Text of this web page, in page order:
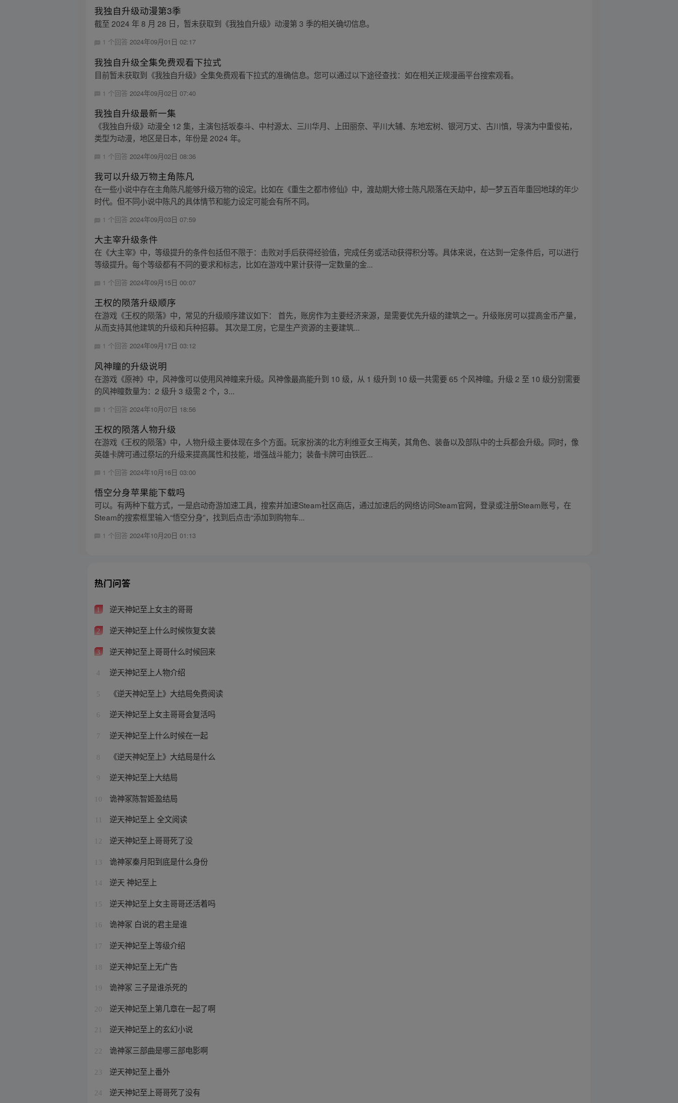
我独自升级动漫第3季
截至 2024 年 8 月 28 日，暂未获取到《我独自升级》动漫第 3 季的相关确切信息。
1 个回答2024年09月01日 02:17
我独自升级全集免费观看下拉式
目前暂未获取到《我独自升级》全集免费观看下拉式的准确信息。您可以通过以下途径查找：如在相关正规漫画平台搜索观看。
1 个回答 2024年09月02日 07:40
我独自升级最新一集
《我独自升级》动漫全 12 集，主演包括坂泰斗、中村源太、三川华月、上田丽奈、平川大辅、东地宏树、银河万丈、古川慎，导演为中重俊祐，
类型为动漫，地区是日本，年份是 2024 年。
1 个回答 2024年09月02日 08:36
我可以升级万物主角陈凡
在一些小说中存在主角陈凡能够升级万物的设定。比如在《重生之都市修仙》中，渡劫期大修士陈凡陨落在天劫中，却一梦五百年重回地球的年少
时代。但不同小说中陈凡的具体情节和能力设定可能会有所不同。
1 个回答2024年09月03日 07:59
大主宰升级条件
在《大主宰》中，等级提升的条件包括但不限于：击败对手后获得经验值，完成任务或活动获得积分等。具体来说，在达到一定条件后，可以进行
等级提升。每个等级都有不同的要求和标志，比如在游戏中累计获得一定数量的金...
1 个回答2024年09月15日 00:07
王权的陨落升级顺序
在游戏《王权的陨落》中，常见的升级顺序建议如下： 首先，账房作为主要经济来源，是需要优先升级的建筑之一。升级账房可以提高金币产量，
从而支持其他建筑的升级和兵种招募。 其次是工房，它是生产资源的主要建筑...
1 个回答2024年09月17日 03:12
风神瞳的升级说明
在游戏《原神》中，风神像可以使用风神瞳来升级。风神像最高能升到 10 级，从 1 级升到 10 级一共需要 65 个风神瞳。升级 2 至 10 级分别需要
的风神瞳数量为：2 级升 3 级需 2 个，3...
1 个回答 2024年10月07日 18:56
王权的陨落人物升级
在游戏《王权的陨落》中，人物升级主要体现在多个方面。玩家扮演的北方利维亚女王梅芙，其角色、装备以及部队中的士兵都会升级。同时，像
英雄卡牌可通过祭坛的升级来提高属性和技能，增强战斗能力；装备卡牌可由铁匠...
1 个回答 2024年10月16日 03:00
悟空分身苹果能下载吗
可以。有两种下载方式，一是启动奇游加速工具，搜索并加速Steam社区商店，通过加速后的网络访问Steam官网，登录或注册Steam账号，在
Steam的搜索框里输入“悟空分身”，找到后点击“添加到购物车...
1 个回答2024年10月20日 01:13
热门问答
1 逆天神妃至上女主的哥哥
2 逆天神妃至上什么时候恢复女装
3 逆天神妃至上哥哥什么时候回来
4 逆天神妃至上人物介绍
5 《逆天神妃至上》大结局免费阅读
6 逆天神妃至上女主哥哥会复活吗
7 逆天神妃至上什么时候在一起
8 《逆天神妃至上》大结局是什么
9 逆天神妃至上大结局
10 诡神冢陈智姬盈结局
逆天神妃至上 全文阅读
12 逆天神妃至上哥哥死了没
13 诡神冢秦月阳到底是什么身份
14 逆天 神妃至上
15 逆天神妃至上女主哥哥还活着吗
16 诡神冢 白说的君主是谁
17 逆天神妃至上等级介绍
18 逆天神妃至上无广告
19 诡神冢 三子是谁杀死的
20 逆天神妃至上第几章在一起了啊
21 逆天神妃至上的玄幻小说
22 诡神冢三部曲是哪三部电影啊
23 逆天神妃至上番外
24 逆天神妃至上哥哥死了没有